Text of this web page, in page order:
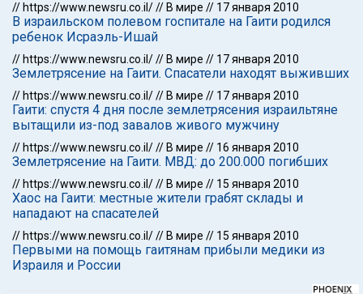
// https://www.newsru.co.il/// В мире // 17 января 2010
В израильском полевом госпитале на Гаити родился
ребенок Исраэль-Ишай
// https://www.newsru.co.il/// В мире // 17 января 2010
Землетрясение на Гаити. Спасатели находят выживших
// https://www.newsru.co.il/// В мире // 17 января 2010
Гаити: спустя 4 дня после землетрясения израильтяне
вытащили из-под завалов живого мужчину
// https://www.newsru.co.il/// В мире // 16 января 2010
Землетрясение на Гаити. МВД: до 200.000 погибших
// https://www.newsru.co.il/// В мире // 15 января 2010
Хаос на Гаити: местные жители грабят склады и
нападают на спасателей
// https://www.newsru.co.il/// В мире // 15 января 2010
Первыми на помощь гаитянам прибыли медики из
Израиля и России